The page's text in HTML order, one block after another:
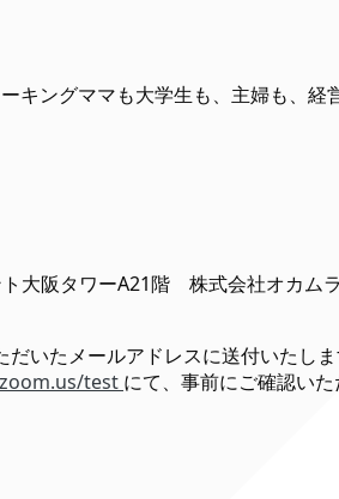
キングママも大学生も、主婦も、経
大阪タワーA21階 株式会社オカム
いたメールアドレスに送付いたしま
test にて、事前にご確認いた